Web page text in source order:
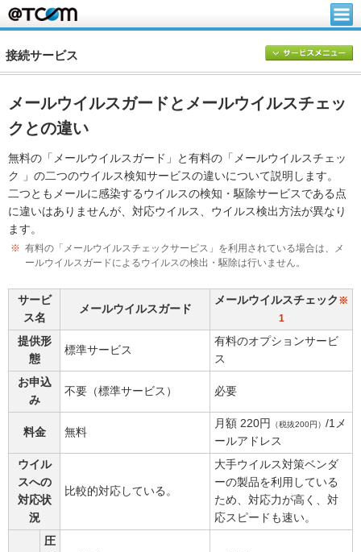
接続サービス
メールウイルスガードとメールウイルスチェッ
クとの違い
無料の「メールウイルスガード」と有料の「メールウイルスチェッ
ク 」の二つのウイルス検知サービスの違いについて説明します。
二つともメールに感染するウイルスの検知・駆除サービスである点
に違いはありませんが、対応ウイルス、ウイルス検出方法が異なり
ます。
※ 有料の「メールウイルスチェックサービス」を利用されている場合は、メ
ールウイルスガードによるウイルスの検出・駆除は行いません。
サービ
ス名
メールウイルスガード
メールウイルスチェック ※
1
提供形
態
標準サービス
有料のオプションサービ
ス
お申込
み
不要（標準サービス） 必要
料金 無料
月額 220円 （税抜200円） /1メ
ールアドレス
ウイル
スへの
対応状
況
比較的対応している。
大手ウイルス対策ベンダ
ーの製品を利用している
ため、対応力が高く、対
応スピードも速い。
圧